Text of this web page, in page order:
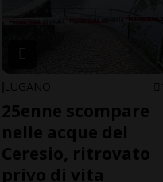
LUGANO
25enne scompare
nelle acque del
Ceresio, ritrovato
privo di vita